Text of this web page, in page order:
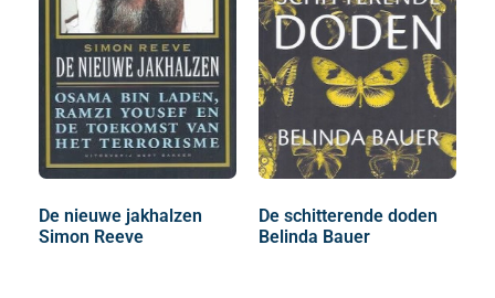
De nieuwe jakhalzen
Simon Reeve
De schitterende doden
Belinda Bauer